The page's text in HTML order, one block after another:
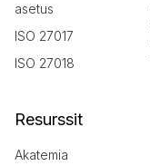
asetus
ISO 27017
ISO 27018
Resurssit
Akatemia